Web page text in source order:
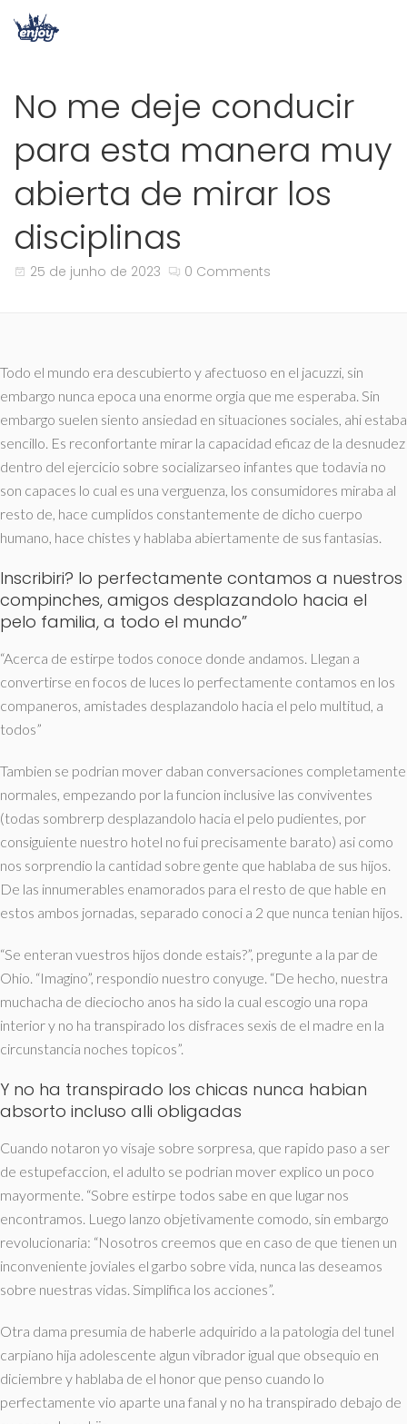
No me deje conducir
para esta manera muy
abierta de mirar los
disciplinas
25 de junho de 2023 0 Comments
Todo el mundo era descubierto y afectuoso en el jacuzzi, sin
embargo nunca epoca una enorme orgia que me esperaba. Sin
embargo suelen siento ansiedad en situaciones sociales, ahi estaba
sencillo. Es reconfortante mirar la capacidad eficaz de la desnudez
dentro del ejercicio sobre socializarseo infantes que todavia no
son capaces lo cual es una verguenza, los consumidores miraba al
resto de, hace cumplidos constantemente de dicho cuerpo
humano, hace chistes y hablaba abiertamente de sus fantasias.
Inscribiri? lo perfectamente contamos a nuestros
compinches, amigos desplazandolo hacia el
pelo familia, a todo el mundo”
“Acerca de estirpe todos conoce donde andamos. Llegan a
convertirse en focos de luces lo perfectamente contamos en los
companeros, amistades desplazandolo hacia el pelo multitud, a
todos”
Tambien se podri­an mover daban conversaciones completamente
normales, empezando por la funcion inclusive las conviventes
(todas sombrerp desplazandolo hacia el pelo pudientes, por
consiguiente nuestro hotel no fui precisamente barato) asi­ como
nos sorprendio la cantidad sobre gente que hablaba de sus hijos.
De las innumerables enamorados para el resto de que hable en
estos ambos jornadas, separado conoci a 2 que nunca tenian hijos.
“Se enteran vuestros hijos donde estais?”, pregunte a la par de
Ohio. “Imagino”, respondio nuestro conyuge. “De hecho, nuestra
muchacha de dieciocho anos ha sido la cual escogio una ropa
interior y no ha transpirado los disfraces sexis de el madre en la
circunstancia noches topicos”.
Y no ha transpirado los chicas nunca habian
absorto incluso alli obligadas
Cuando notaron yo visaje sobre sorpresa, que rapido paso a ser
de estupefaccion, el adulto se podri­an mover explico un poco
mayormente. “Sobre estirpe todos sabe en que lugar nos
encontramos. Luego lanzo objetivamente comodo, sin embargo
revolucionaria: “Nosotros creemos que en caso de que tienen un
inconveniente joviales el garbo sobre vida, nunca las deseamos
sobre nuestras vidas. Simplifica los acciones”.
Otra dama presumia de haberle adquirido a la patologi­a del tunel
carpiano hija adolescente algun vibrador igual que obsequio en
diciembre y hablaba de el honor que penso cuando lo
perfectamente vio aparte una fanal y no ha transpirado debajo de